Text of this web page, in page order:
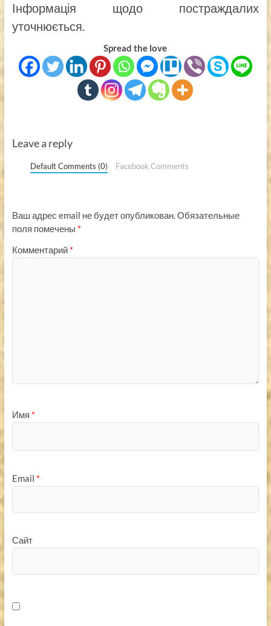
Інформація щодо постраждалих
уточнюється.
Spread the love
Leave a reply
Default Comments (0) Facebook Comments
Ваш адрес email не будет опубликован.Обязательные
поля помечены *
Комментарий *
Имя *
Email *
Сайт